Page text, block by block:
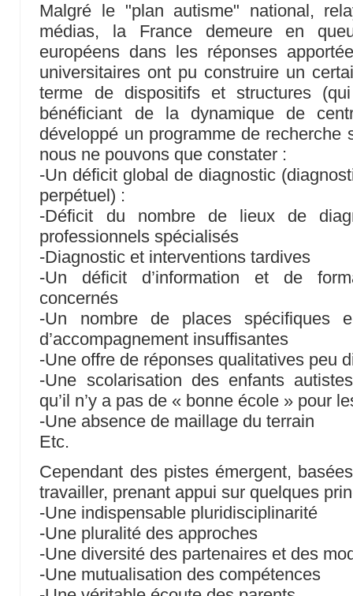
Malgré le "plan autisme" national,
médias, la France demeure en
européens dans les réponses
universitaires ont pu construire un
terme de dispositifs et structures
bénéficiant de la dynamique de
développé un programme de recherche
nous ne pouvons que constater :
-Un déficit global de diagnostic
perpétuel) :
-Déficit du nombre de lieux de
professionnels spécialisés
-Diagnostic et interventions tardives
-Un déficit d’information et de
concernés
-Un nombre de places spécifiques
d’accompagnement insuffisantes
-Une offre de réponses qualitatives peu
-Une scolarisation des enfants
qu’il n’y a pas de « bonne école » pour
-Une absence de maillage du terrain
Etc.
Cependant des pistes émergent,
travailler, prenant appui sur quelques
-Une indispensable pluridisciplinarité
-Une pluralité des approches
-Une diversité des partenaires et des
-Une mutualisation des compétences